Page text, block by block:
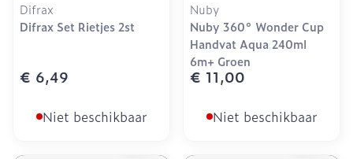
Difrax
Difrax Set Rietjes 2st
€ 6,49
Niet beschikbaar
Nuby
Nuby 360° Wonder Cup
Handvat Aqua 240ml
6m+ Groen
€ 11,00
Niet beschikbaar